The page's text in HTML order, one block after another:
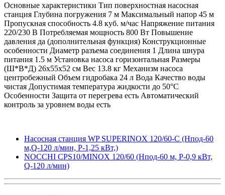
Основные характеристики Тип поверхностная насосная
станция Глубина погружения 7 м Максимальный напор 45 м
Пропускная способность 4.8 куб. м/час Напряжение питания
220/230 В Потребляемая мощность 800 Вт Повышение
давления да (дополнительная функция) Конструкционные
особенности Диаметр разъема соединения 1 Длина шнура
питания 1.5 м Установка насоса горизонтальная Размеры
(Ш*В*Д) 26x55x52 см Вес 13.8 кг Механизм насоса
центробежный Объем гидробака 24 л Вода Качество воды
чистая Допустимая температура жидкости до 50°C
Особенности Защита от перегрева есть Автоматический
контроль за уровнем воды есть
Насосная станция WP SUPERINOX 120/60-C (Hпод-60
м,Q-120 л/мин, P-1,25 кВт,)
NOCCHI CPS10/MINOX 120/60 (Hпод-60 м, P-0,9 кВт,
Q-120 л/мин)